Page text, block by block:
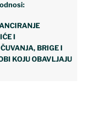
I
BRIGE I
KOJU OBAVLJAJU